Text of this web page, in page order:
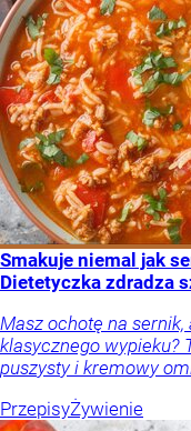
Smakuje niemal jak
Dietetyczka zdradza
Masz ochotę na
klasycznego wypieku?
puszysty i kremowy
PrzepisyŻywienie